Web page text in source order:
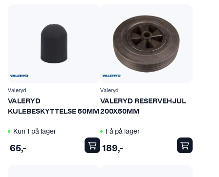
Valeryd
VALERYD
KULEBESKYTTELSE 50MM
Kun 1 på lager
65,-
Valeryd
VALERYD RESERVEHJUL
200X50MM
Få på lager
189,-